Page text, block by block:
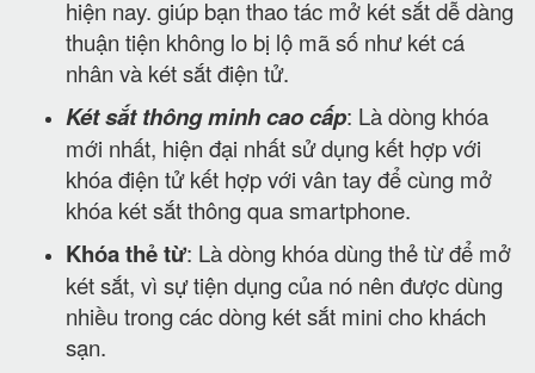
hiện nay. giúp bạn thao tác mở két sắt dễ dàng
thuận tiện không lo bị lộ mã số như két cá
nhân và két sắt điện tử.
Két sắt thông minh cao cấp: Là dòng khóa
mới nhất, hiện đại nhất sử dụng kết hợp với
khóa điện tử kết hợp với vân tay để cùng mở
khóa két sắt thông qua smartphone.
Khóa thẻ từ: Là dòng khóa dùng thẻ từ để mở
két sắt, vì sự tiện dụng của nó nên được dùng
nhiều trong các dòng két sắt mini cho khách
sạn.